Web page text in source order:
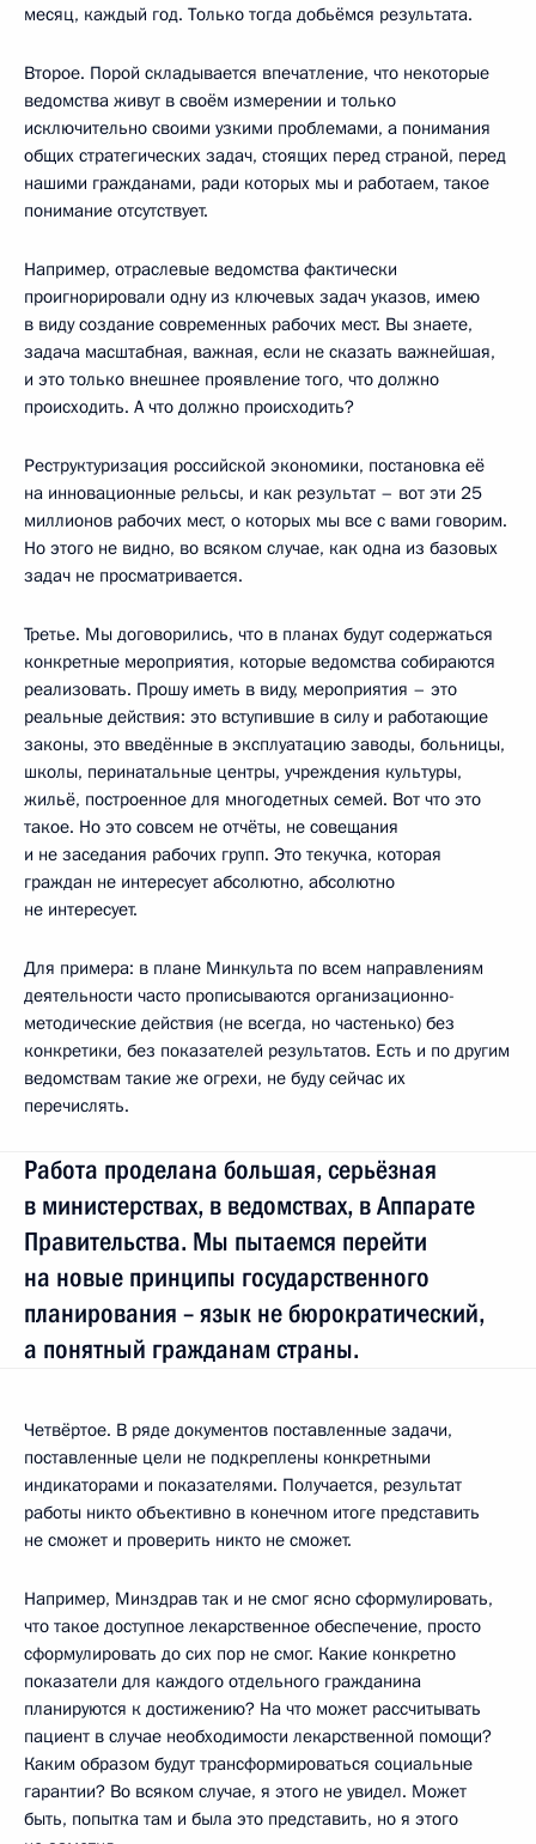
месяц, каждый год. Только тогда добьёмся результата.
Второе. Порой складывается впечатление, что некоторые
ведомства живут в своём измерении и только
исключительно своими узкими проблемами, а понимания
общих стратегических задач, стоящих перед страной, перед
нашими гражданами, ради которых мы и работаем, такое
понимание отсутствует.
Например, отраслевые ведомства фактически
проигнорировали одну из ключевых задач указов, имею
в виду создание современных рабочих мест. Вы знаете,
задача масштабная, важная, если не сказать важнейшая,
и это только внешнее проявление того, что должно
происходить. А что должно происходить?
Реструктуризация российской экономики, постановка её
на инновационные рельсы, и как результат – вот эти 25
миллионов рабочих мест, о которых мы все с вами говорим.
Но этого не видно, во всяком случае, как одна из базовых
задач не просматривается.
Третье. Мы договорились, что в планах будут содержаться
конкретные мероприятия, которые ведомства собираются
реализовать. Прошу иметь в виду, мероприятия – это
реальные действия: это вступившие в силу и работающие
законы, это введённые в эксплуатацию заводы, больницы,
школы, перинатальные центры, учреждения культуры,
жильё, построенное для многодетных семей. Вот что это
такое. Но это совсем не отчёты, не совещания
и не заседания рабочих групп. Это текучка, которая
граждан не интересует абсолютно, абсолютно
не интересует.
Для примера: в плане Минкульта по всем направлениям
деятельности часто прописываются организационно-
методические действия (не всегда, но частенько) без
конкретики, без показателей результатов. Есть и по другим
ведомствам такие же огрехи, не буду сейчас их
перечислять.
Работа проделана большая, серьёзная
в министерствах, в ведомствах, в Аппарате
Правительства. Мы пытаемся перейти
на новые принципы государственного
планирования – язык не бюрократический,
а понятный гражданам страны.
Четвёртое. В ряде документов поставленные задачи,
поставленные цели не подкреплены конкретными
индикаторами и показателями. Получается, результат
работы никто объективно в конечном итоге представить
не сможет и проверить никто не сможет.
Например, Минздрав так и не смог ясно сформулировать,
что такое доступное лекарственное обеспечение, просто
сформулировать до сих пор не смог. Какие конкретно
показатели для каждого отдельного гражданина
планируются к достижению? На что может рассчитывать
пациент в случае необходимости лекарственной помощи?
Каким образом будут трансформироваться социальные
гарантии? Во всяком случае, я этого не увидел. Может
быть, попытка там и была это представить, но я этого